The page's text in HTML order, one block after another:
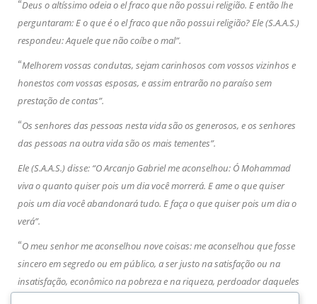
“Deus o altíssimo odeia o el fraco que não possui religião. E então lhe
perguntaram: E o que é o el fraco que não possui religião? Ele (S.A.A.S.)
respondeu: Aquele que não coíbe o mal”.
“Melhorem vossas condutas, sejam carinhosos com vossos vizinhos e
honestos com vossas esposas, e assim entrarão no paraíso sem
prestação de contas”.
“Os senhores das pessoas nesta vida são os generosos, e os senhores
das pessoas na outra vida são os mais tementes”.
Ele (S.A.A.S.) disse: “O Arcanjo Gabriel me aconselhou: Ó Mohammad
viva o quanto quiser pois um dia você morrerá. E ame o que quiser
pois um dia você abandonará tudo. E faça o que quiser pois um dia o
verá”.
“O meu senhor me aconselhou nove coisas: me aconselhou que fosse
sincero em segredo ou em público, a ser justo na satisfação ou na
insatisfação, econômico na pobreza e na riqueza, perdoador daqueles